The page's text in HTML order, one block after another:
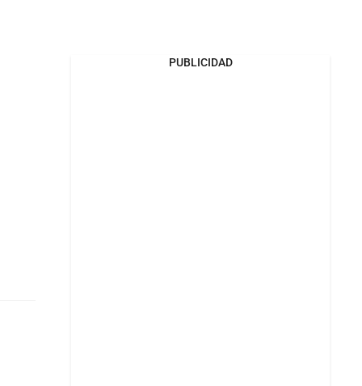
PUBLICIDAD